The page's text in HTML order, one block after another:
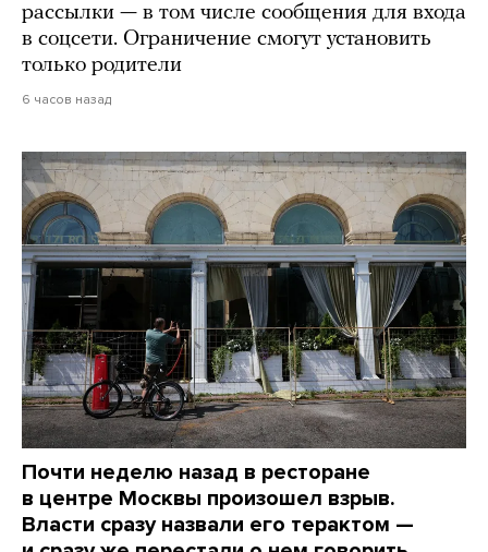
рассылки — в том числе сообщения для входа
в соцсети. Ограничение смогут установить
только родители
6 часов назад
Почти неделю назад в ресторане
в центре Москвы произошел взрыв.
Власти сразу назвали его терактом —